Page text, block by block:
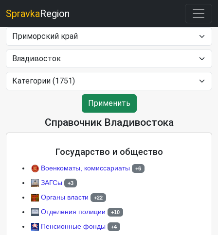
SpravkaRegion
Применить
Справочник Владивостока
Государство и общество
Военкоматы, комиссариаты +6
ЗАГСы +3
Органы власти +22
Отделения полиции +10
Пенсионные фонды +4